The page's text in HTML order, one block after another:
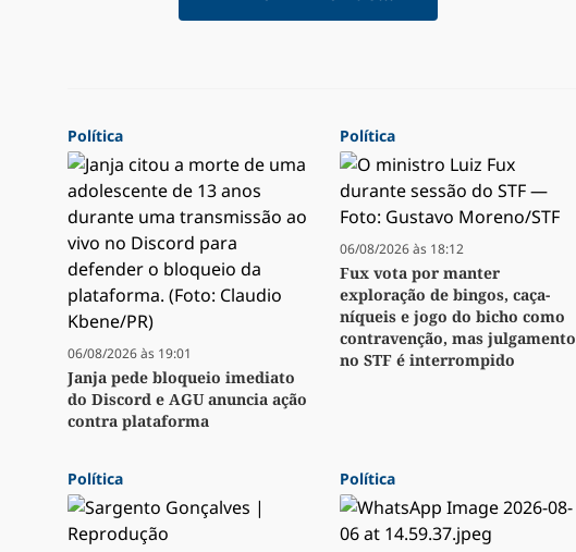
Política
06/08/2026 às 19:01
Janja pede bloqueio imediato
do Discord e AGU anuncia ação
contra plataforma
Política
06/08/2026 às 18:12
Fux vota por manter
exploração de bingos, caça-
níqueis e jogo do bicho como
contravenção, mas julgamento
no STF é interrompido
Política Política